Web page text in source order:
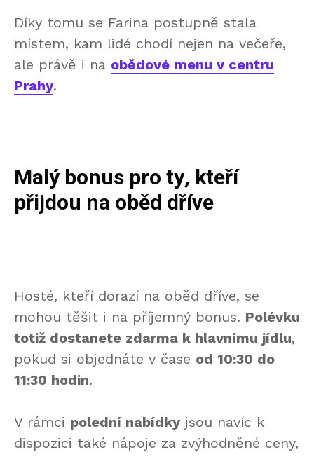
Díky tomu se Farina postupně stala
místem, kam lidé chodí nejen na večeře,
ale právě i na obědové menu v centru
Prahy.
Malý bonus pro ty, kteří
přijdou na oběd dříve
Hosté, kteří dorazí na oběd dříve, se
mohou těšit i na příjemný bonus. Polévku
totiž dostanete zdarma k hlavnímu jídlu,
pokud si objednáte v čase od 10:30 do
11:30 hodin.
V rámci polední nabídky jsou navíc k
dispozici také nápoje za zvýhodněné ceny,